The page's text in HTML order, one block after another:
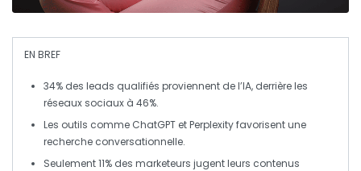
EN BREF
34% des leads qualifiés proviennent de l’IA, derrière les
réseaux sociaux à 46%.
Les outils comme ChatGPT etPerplexityfavorisent une
recherche conversationnelle.
Seulement11% des marketeurs jugent leurs contenus